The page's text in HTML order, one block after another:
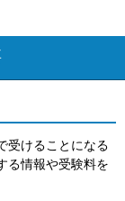
受けることになる
る情報や受験料を